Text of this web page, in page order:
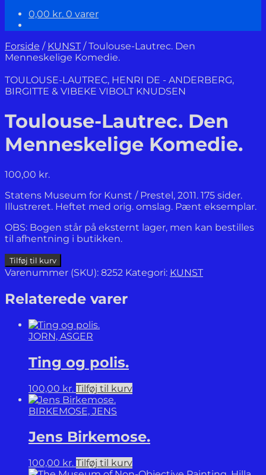
0,00 kr. 0 varer
Forside / KUNST /Toulouse-Lautrec. Den
Menneskelige Komedie.
TOULOUSE-LAUTREC, HENRI DE - ANDERBERG,
BIRGITTE & VIBEKE VIBOLT KNUDSEN
Toulouse-Lautrec. Den
Menneskelige Komedie.
100,00 kr.
Statens Museum for Kunst / Prestel, 2011. 175 sider.
Illustreret. Heftet med orig. omslag. Pænt eksemplar.
OBS: Bogen står på eksternt lager, men kan bestilles
til afhentning i butikken.
Toulouse-
Lautrec.
Menneskelige
Komedie.
Tilføj til kurv
Varenummer (SKU): 8252 Kategori: KUNST
Relaterede varer
JORN, ASGER
Ting og polis.
100,00 kr. Tilføj til kurv
BIRKEMOSE, JENS
Jens Birkemose.
100,00 kr. Tilføj til kurv